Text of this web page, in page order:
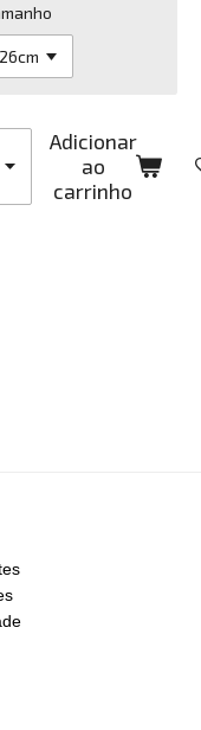
Adicionar
ao
carrinho